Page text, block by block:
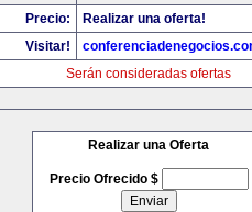
Precio:
Realizar una oferta!
Visitar!
Serán consideradas ofertas
Realizar una Oferta
Precio Ofrecido $